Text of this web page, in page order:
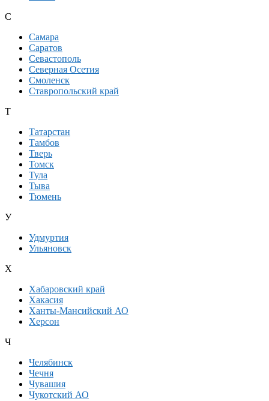
С
Самара
Саратов
Севастополь
Северная Осетия
Смоленск
Ставропольский край
Т
Татарстан
Тамбов
Тверь
Томск
Тула
Тыва
Тюмень
У
Удмуртия
Ульяновск
Х
Хабаровский край
Хакасия
Ханты-Мансийский АО
Херсон
Ч
Челябинск
Чечня
Чувашия
Чукотский АО